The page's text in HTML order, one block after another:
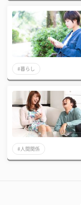
#暮らし
#人間関係